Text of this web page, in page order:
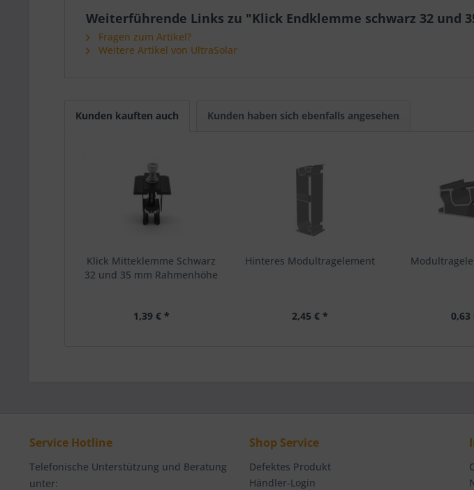
Weiterführende Links zu "Klick Endklemme schwarz 32 und
Fragen zum Artikel?
Weitere Artikel von UltraSolar
Kunden kauften auch Kunden haben sich ebenfalls angesehen
Klick Mitteklemme Schwarz
32 und 35 mm Rahmenhöhe
1,39 € *
Hinteres Modultragelement
2,45 € * 0,63
Service Hotline
Telefonische Unterstützung und Beratung
unter:
Shop Service
Defektes Produkt
Händler-Login